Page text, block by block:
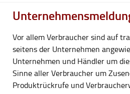
Vor allem Verbraucher sind auf
seitens der Unternehmen
Unternehmen und Händler um
Sinne aller Verbraucher um
Produktrückrufe und